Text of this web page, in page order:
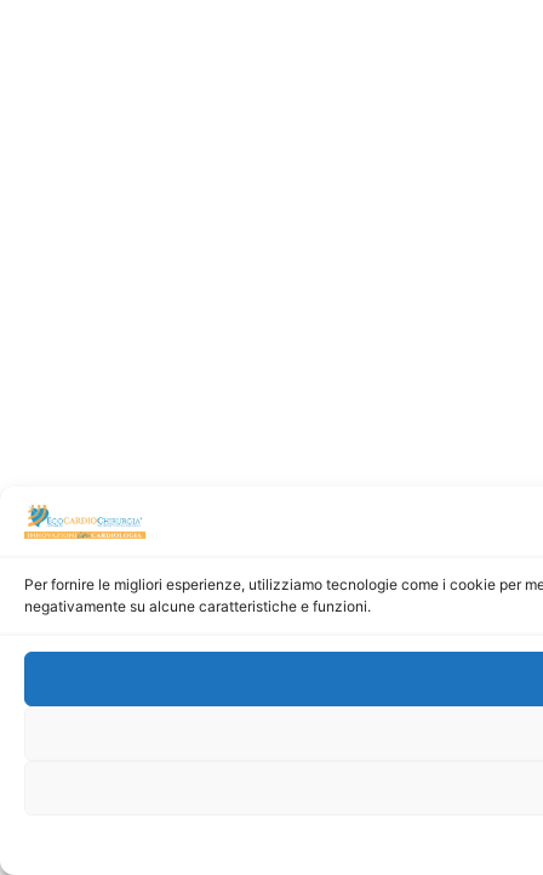
Per fornire le migliori esperienze, utilizziamo tecnologie come i cookie per
negativamente su alcune caratteristiche e funzioni.